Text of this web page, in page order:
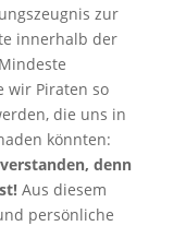
zur
innerhalb der
wir Piraten so
die uns in
könnten:
denn
Aus diesem
persönliche